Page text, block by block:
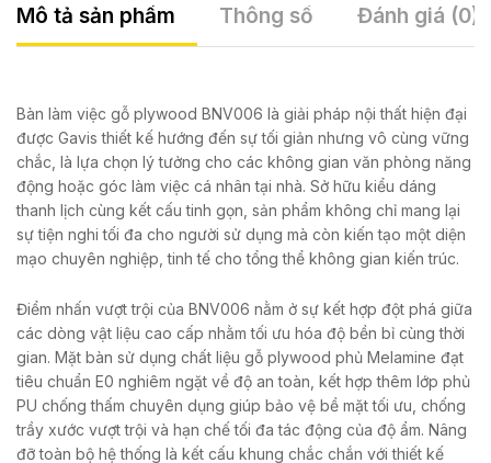
Mô tả sản phẩm Thông số Đánh giá (0)
Bàn làm việc gỗ plywood BNV006 là giải pháp nội thất hiện đại
được Gavis thiết kế hướng đến sự tối giản nhưng vô cùng vững
chắc, là lựa chọn lý tưởng cho các không gian văn phòng năng
động hoặc góc làm việc cá nhân tại nhà. Sở hữu kiểu dáng
thanh lịch cùng kết cấu tinh gọn, sản phẩm không chỉ mang lại
sự tiện nghi tối đa cho người sử dụng mà còn kiến tạo một diện
mạo chuyên nghiệp, tinh tế cho tổng thể không gian kiến trúc.
Điểm nhấn vượt trội của BNV006 nằm ở sự kết hợp đột phá giữa
các dòng vật liệu cao cấp nhằm tối ưu hóa độ bền bỉ cùng thời
gian. Mặt bàn sử dụng chất liệu gỗ plywood phủ Melamine đạt
tiêu chuẩn E0 nghiêm ngặt về độ an toàn, kết hợp thêm lớp phủ
PU chống thấm chuyên dụng giúp bảo vệ bề mặt tối ưu, chống
trầy xước vượt trội và hạn chế tối đa tác động của độ ẩm. Nâng
đỡ toàn bộ hệ thống là kết cấu khung chắc chắn với thiết kế